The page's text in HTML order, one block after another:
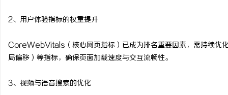
2、用户体验指标的权重提升
CoreWebVitals（核心网页指标）已成为排名重要因素，需持续优
局偏移）等指标，确保页面加载速度与交互流畅性。
3、视频与语音搜索的优化